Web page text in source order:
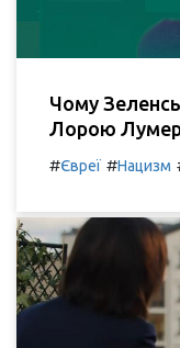
Чому
Лорою
#Євреї #Нацизм